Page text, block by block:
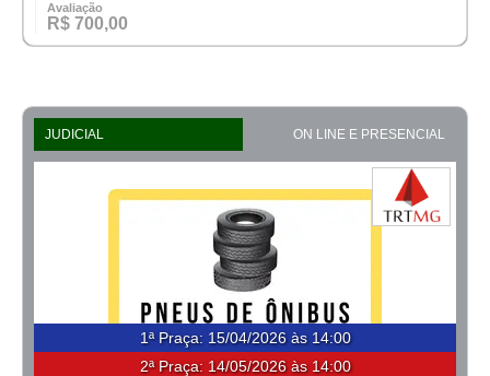
Avaliação
R$ 700,00
JUDICIAL ON LINE E PRESENCIAL
1ª Praça: 15/04/2026 às 14:00
2ª Praça: 14/05/2026 às 14:00